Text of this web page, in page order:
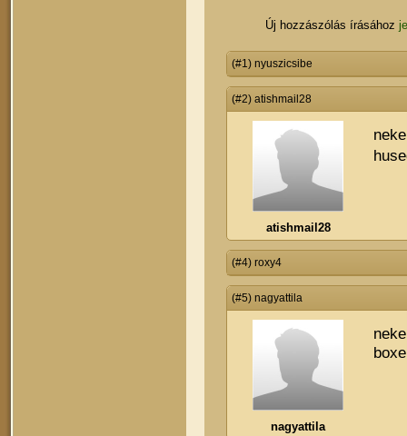
Új hozzászólás írásához
(#1) nyuszicsibe
(#2) atishmail28
atishmail28
(#4) roxy4
(#5) nagyattila
nagyattila